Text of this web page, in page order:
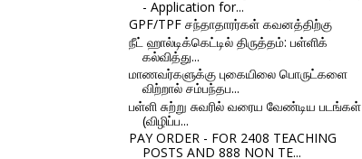
- Application for...
GPF/TPF சந்தாதாரர்கள் கவனத்திற்கு
நீட் ஹால்டிக்கெட்டில் திருத்தம்: பள்ளிக்
கல்வித்து...
மாணவர்களுக்கு புகையிலை பொருட்களை
விற்றால் சம்பந்தப...
பள்ளி சுற்று சுவரில் வரைய வேண்டிய படங்கள்
(விழிப்ப...
PAY ORDER - FOR 2408 TEACHING
POSTS AND 888 NON TE...